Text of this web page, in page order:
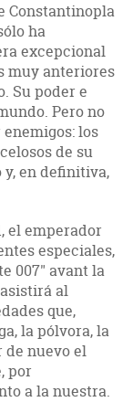
Constantinopla
ha
excepcional
muy anteriores
Su poder e
Pero no
los
de su
en definitiva,
el emperador
especiales,
007" avant la
al
que,
la pólvora, la
de nuevo el
por
a la nuestra.